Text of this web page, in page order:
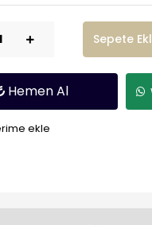
Sepete
Hemen Al
ekle